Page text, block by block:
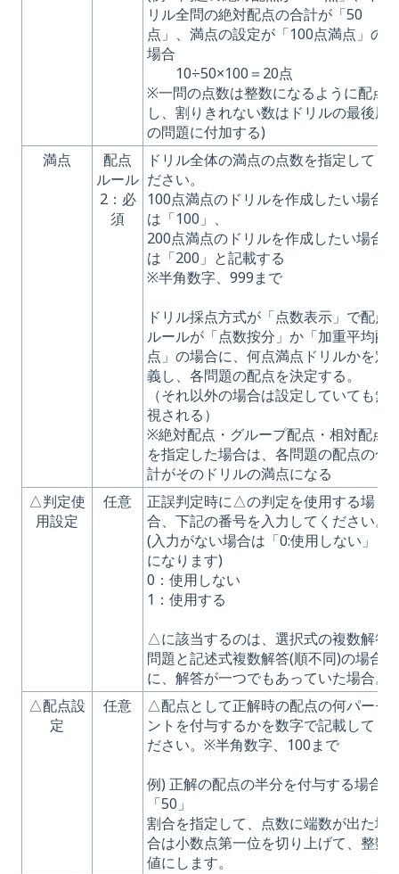
リル全問の絶対配点の合計が「50
点」、満点の設定が「100点満点」の
場合
10÷50×100＝20点
※一問の点数は整数になるように配点
し、割りきれない数はドリルの最後尾
の問題に付加する)
満点
配点
ルール
2：必
須
ドリル全体の満点の点数を指定してく
ださい。
100点満点のドリルを作成したい場合
は「100」、
200点満点のドリルを作成したい場合
は「200」と記載する
※半角数字、999まで
ドリル採点方式が「点数表示」で配点
ルールが「点数按分」か「加重平均配
点」の場合に、何点満点ドリルかを定
義し、各問題の配点を決定する。
（それ以外の場合は設定していても無
視される）
※絶対配点・グループ配点・相対配点
を指定した場合は、各問題の配点の合
計がそのドリルの満点になる
△判定使
用設定
任意
正誤判定時に△の判定を使用する場
合、下記の番号を入力してください。
(入力がない場合は「0:使用しない」
になります)
0：使用しない
1：使用する
△に該当するのは、選択式の複数解答
問題と記述式複数解答(順不同)の場合
に、解答が一つでもあっていた場合。
△配点設
定
任意
△配点として正解時の配点の何パーセ
ントを付与するかを数字で記載してく
ださい。※半角数字、100まで
例) 正解の配点の半分を付与する場合
「50」
割合を指定して、点数に端数が出た場
合は小数点第一位を切り上げて、整数
値にします。